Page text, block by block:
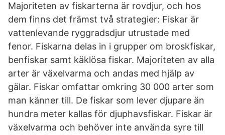
Majoriteten av fiskarterna är rovdjur, och hos
dem finns det främst två strategier: Fiskar är
vattenlevande ryggradsdjur utrustade med
fenor. Fiskarna delas in i grupper om broskfiskar,
benfiskar samt käklösa fiskar. Majoriteten av alla
arter är växelvarma och andas med hjälp av
gälar. Fiskar omfattar omkring 30 000 arter som
man känner till. De fiskar som lever djupare än
hundra meter kallas för djuphavsfiskar. Fiskar är
växelvarma och behöver inte använda syre till